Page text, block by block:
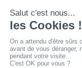
LA CCBDP
Plan du site